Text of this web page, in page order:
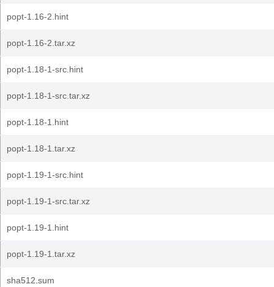
popt-1.16-2.hint
popt-1.16-2.tar.xz
popt-1.18-1-src.hint
popt-1.18-1-src.tar.xz
popt-1.18-1.hint
popt-1.18-1.tar.xz
popt-1.19-1-src.hint
popt-1.19-1-src.tar.xz
popt-1.19-1.hint
popt-1.19-1.tar.xz
sha512.sum